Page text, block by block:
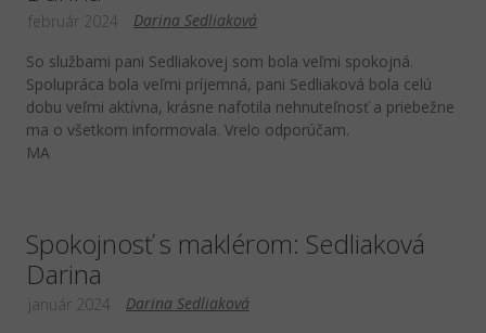
Darina Sedliaková
február 2024
So službami pani Sedliakovej som bola veľmi spokojná.
Spolupráca bola veľmi príjemná, pani Sedliaková bola celú
dobu veľmi aktívna, krásne nafotila nehnuteľnosť a priebežne
ma o všetkom informovala. Vrelo odporúčam.
MA
Spokojnosť s maklérom: Sedliaková
Darina
Darina Sedliaková
január 2024